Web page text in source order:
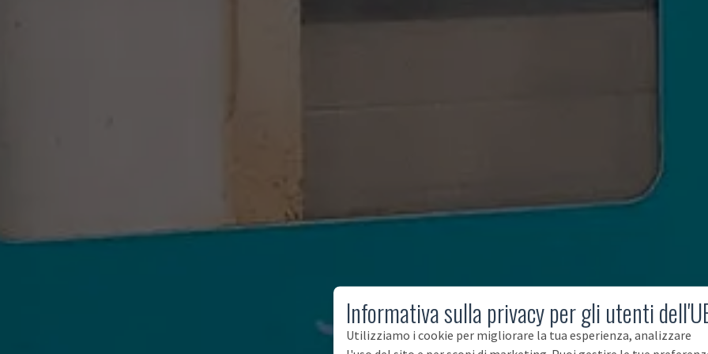
Informativa sulla privacy per gli utenti
Utilizziamo i cookie per migliorare la tua esperienza, analizzare